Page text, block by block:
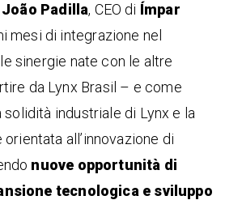
João Padilla, CEO di Ímpar
mesi di integrazione nel
sinergie nate con le altre
da Lynx Brasil – e come
solidità industriale di Lynx e la
all’innovazione di
nuove opportunità di
tecnologica e sviluppo